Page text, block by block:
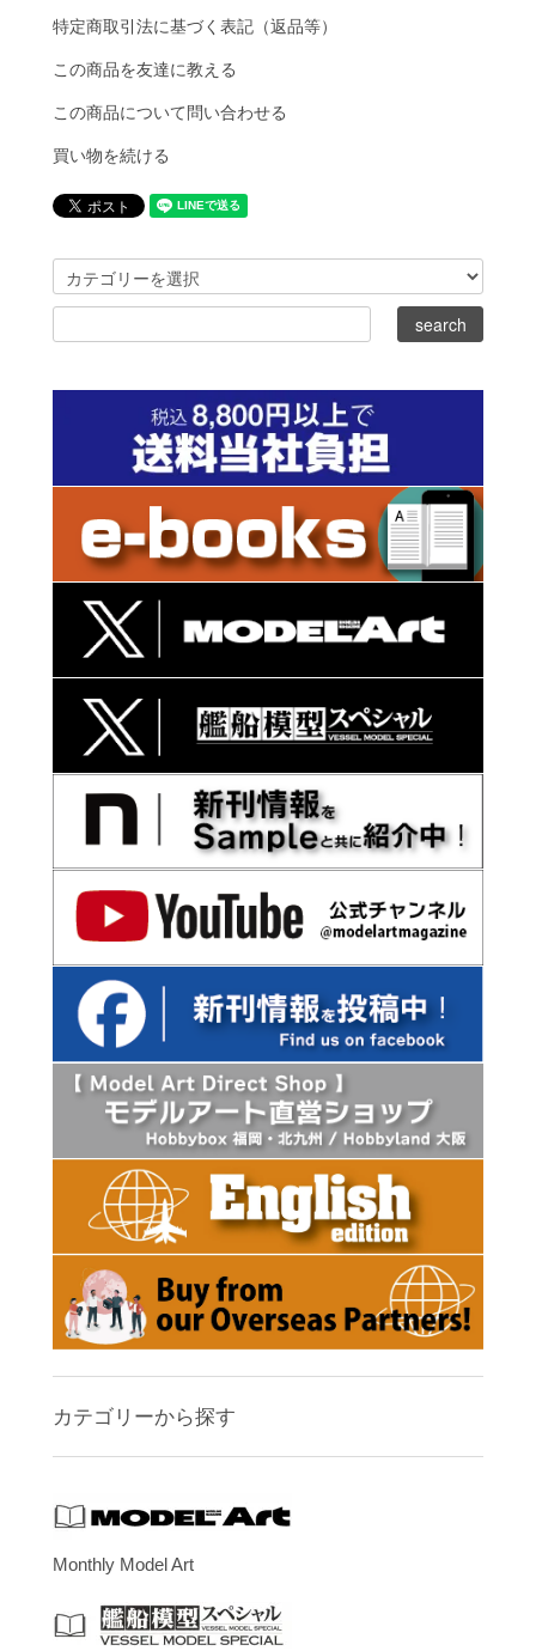
特定商取引法に基づく表記（返品等）
この商品を友達に教える
この商品について問い合わせる
買い物を続ける
カテゴリーから探す
Monthly Model Art